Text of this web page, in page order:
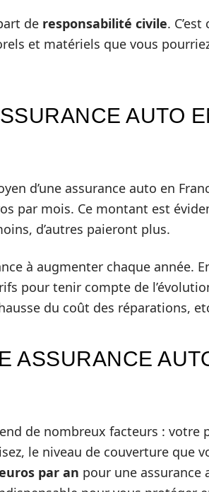
de responsabilité civile.
et matériels que vous
AUTO
d’une assurance auto en
par mois. Ce montant est
d’autres paieront plus.
à augmenter chaque année.
pour tenir compte de
du coût des réparations,
ASSURANCE
de nombreux facteurs : votre
le niveau de couverture que
par an pour une assurance